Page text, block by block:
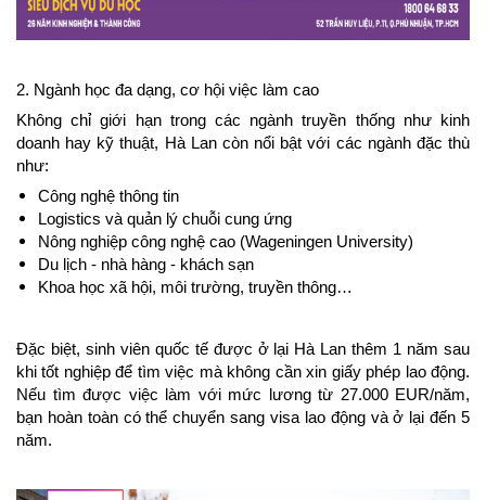
2. Ngành học đa dạng, cơ hội việc làm cao
Không chỉ giới hạn trong các ngành truyền thống như kinh
doanh hay kỹ thuật, Hà Lan còn nổi bật với các ngành đặc thù
như:
Công nghệ thông tin
Logistics và quản lý chuỗi cung ứng
Nông nghiệp công nghệ cao (Wageningen University)
Du lịch - nhà hàng - khách sạn
Khoa học xã hội, môi trường, truyền thông…
Đặc biệt, sinh viên quốc tế được ở lại Hà Lan thêm 1 năm sau
khi tốt nghiệp để tìm việc mà không cần xin giấy phép lao động.
Nếu tìm được việc làm với mức lương từ 27.000 EUR/năm,
bạn hoàn toàn có thể chuyển sang visa lao động và ở lại đến 5
năm.